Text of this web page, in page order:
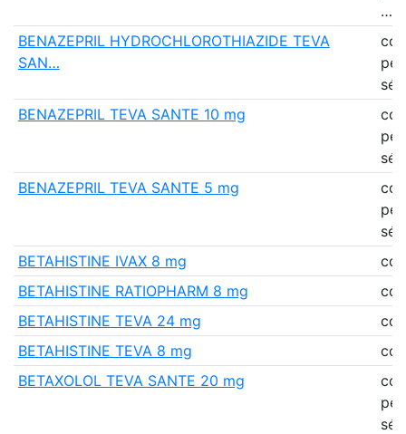
…
BENAZEPRIL HYDROCHLOROTHIAZIDE TEVA
SAN…
BENAZEPRIL TEVA SANTE 10 mg
BENAZEPRIL TEVA SANTE 5 mg
BETAHISTINE IVAX 8 mg
BETAHISTINE RATIOPHARM 8 mg
BETAHISTINE TEVA 24 mg
BETAHISTINE TEVA 8 mg
BETAXOLOL TEVA SANTE 20 mg